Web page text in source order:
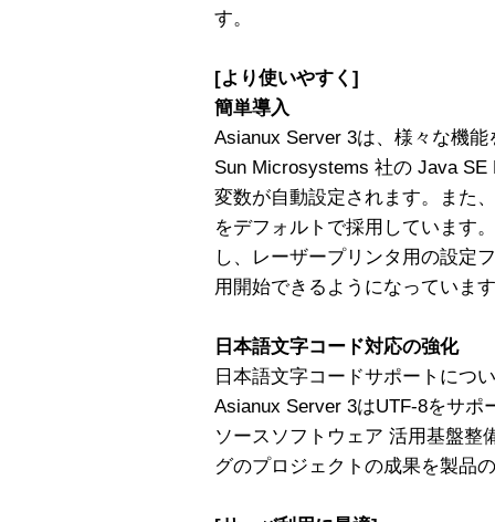
す。
[より使いやすく]
簡単導入
Asianux Server 3は、様々な機
Sun Microsystems 社の Java
変数が自動設定されます。また
をデフォルトで採用しています
し、レーザープリンタ用の設定
用開始できるようになっていま
日本語文字コード対応の強化
日本語文字コードサポートにつ
Asianux Server 3はUTF-8をサポ
ソースソフトウェア 活用基盤整
グのプロジェクトの成果を製品